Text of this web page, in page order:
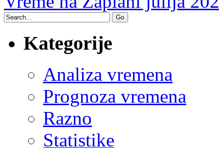
Kategorije
Analiza vremena
Prognoza vremena
Razno
Statistike